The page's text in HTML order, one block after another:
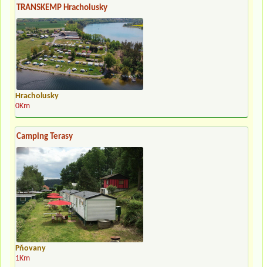
TRANSKEMP Hracholusky
Hracholusky
0Km
Camping Terasy
Pňovany
1Km